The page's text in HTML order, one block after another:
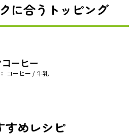
に合うトッピング
ーヒー
コーヒー / 牛乳
すめレシピ